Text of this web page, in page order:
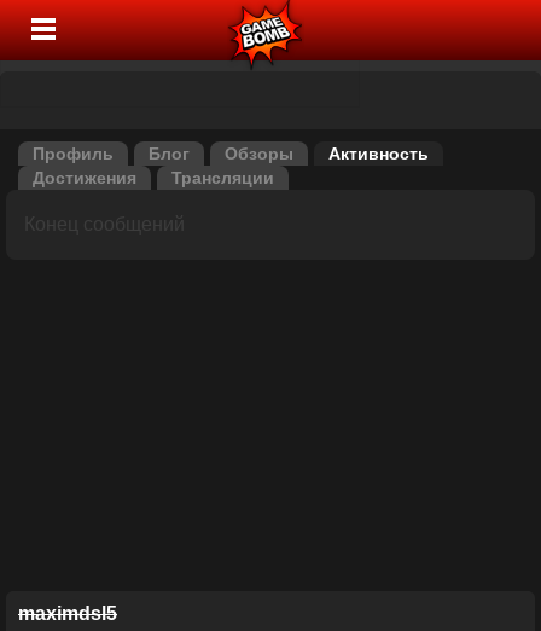
Профиль Блог Обзоры
Активность
Достижения
Трансляции
maximdsl5